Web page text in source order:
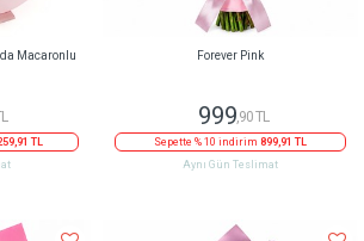
Macaronlu
TL
Forever Pink
999,90 TL
Sepette % 10 indirim 899,91 TL
Aynı Gün Teslimat